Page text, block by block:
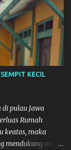
KECIL
pulau Jawa
Rumah
keatas, maka
mendukung untuk